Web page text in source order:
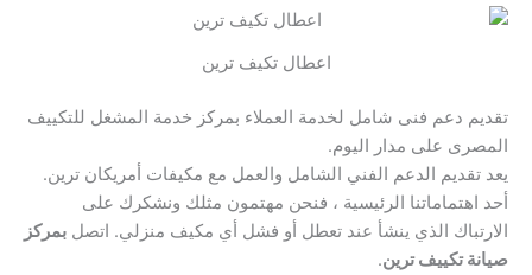
اعطال تكيف ترين
تقديم دعم فنى شامل لخدمة العملاء بمركز خدمة المشغل للتكييف
المصرى على مدار اليوم.
يعد تقديم الدعم الفني الشامل والعمل مع مكيفات أمريكان ترين.
أحد اهتماماتنا الرئيسية ، فنحن مهتمون مثلك ونشكرك على
الارتباك الذي ينشأ عند تعطل أو فشل أي مكيف منزلي. اتصل بمركز
صيانة تكييف ترين.